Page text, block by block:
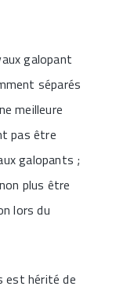
galopant
séparés
meilleure
pas être
galopants ;
plus être
lors du
est hérité de